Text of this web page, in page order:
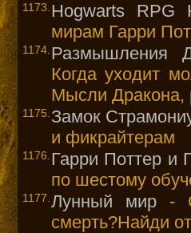
1173. Hogwarts RPG
мирам Гарри
1174. Размышления
Когда уходит
Мысли Дракона,
1175. Замок
и фикрайтерам
1176. Гарри Поттер и
по шестому
1177. Лунный мир-
смерть?Найди